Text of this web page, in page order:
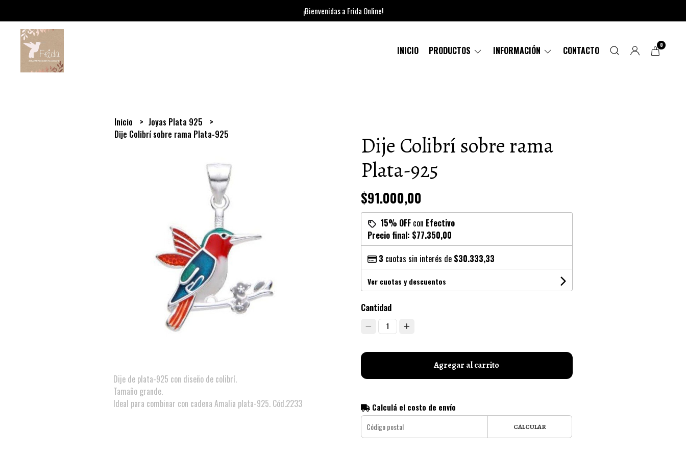
¡Bienvenidas a Frida Online!
INICIO PRODUCTOS INFORMACIÓN CONTACTO 0
Inicio
Joyas Plata 925
Dije Colibrí sobre rama Plata-925
Dije de plata-925 con diseño de colibrí.
Tamaño grande.
Ideal para combinar con cadena Amalia plata-925. Cód.2233
Dije Colibrí sobre rama
Plata-925
$91.000,00
15% OFFcon Efectivo
Precio final: $77.350,00
3 cuotas sin interés de $30.333,33
Ver cuotas y descuentos
Cantidad
1
Agregar al carrito
Calculá el costo de envío
CALCULAR